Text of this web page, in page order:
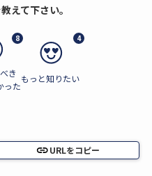
えて下さい。
8
き
った
4
もっと知りたい
URLをコピー